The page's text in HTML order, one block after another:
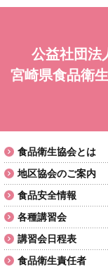
公益社団法
宮崎県食品衛
食品衛生協会とは
地区協会のご案内
食品安全情報
各種講習会
講習会日程表
食品衛生責任者